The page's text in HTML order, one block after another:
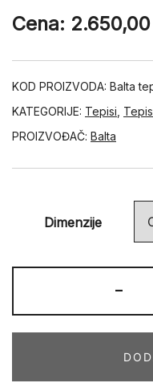
Cena: 2.650,00
KOD PROIZVODA: Balta
KATEGORIJE: Tepisi
PROIZVOĐAČ: Balta
Dimenzije
-